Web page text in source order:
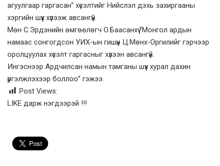
агуулгаар гаргасан” хүсэлтийг Нийслэл дэхь захиргааны
хэргийн шүүх хүлээж авсангүй.
Мөн С.Эрдэнийн өмгөөлөгч О.Баасанхүү “Монгол ардын
намаас сонгогдсон УИХ-ын гишүүн Ц.Мөнх-Оргилийг гэрчээр
оролцуулах хүсэлт гаргасныг хүлээн авсангүй.
Ингэснээр Ардчилсан намын тамганы шүүх хурал дахин
үргэлжлэхээр боллоо” гэжээ.
Post Views:
LIKE дарж нэгдээрэй !!!